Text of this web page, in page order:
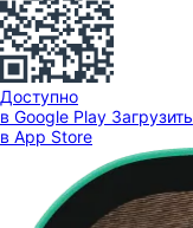
Доступно
в Google Play Загрузить
в App Store